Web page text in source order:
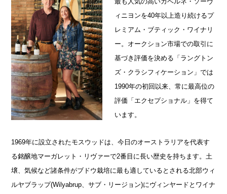
ィニヨンを40年以上造り続けるプ
レミアム・ブティック・ワイナリ
ー。オークション市場での取引に
基づき評価を決める「ラングトン
ズ・クラシフィケーション」では
1990年の初回以来、常に最高位の
評価「エクセプショナル」を得て
います。
1969年に設立されたモスウッドは、今日のオーストラリアを代表す
る銘醸地マーガレット・リヴァーで2番目に⻑い歴史を持ちます。土
壌、気候など諸条件がブドウ栽培に最も適しているとされる北部ウィ
ルヤブラップ(Wilyabrup、サブ・リージョン)にヴィンヤードとワイナ